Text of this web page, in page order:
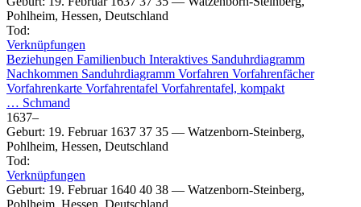
Pohlheim, Hessen, Deutschland
Tod:
Verknüpfungen
Beziehungen Familienbuch Interaktives Sanduhrdiagramm
Nachkommen Sanduhrdiagramm Vorfahren Vorfahrenfächer
Vorfahrenkarte Vorfahrentafel Vorfahrentafel, kompakt
… Schmand
1637–
Geburt: 19. Februar 1637 37 35 — Watzenborn-Steinberg,
Pohlheim, Hessen, Deutschland
Tod:
Verknüpfungen
Geburt: 19. Februar 1640 40 38 — Watzenborn-Steinberg,
Pohlheim, Hessen, Deutschland